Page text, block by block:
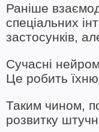
Раніше
спеціальних
застосунків,
Сучасні
Це робить їхню
Таким чином,
розвитку